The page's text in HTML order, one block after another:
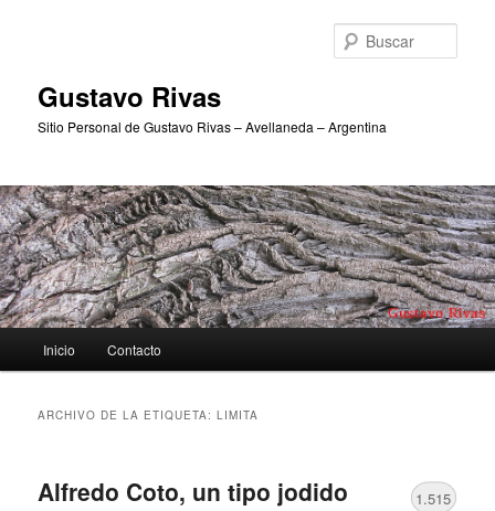
Gustavo Rivas
Sitio Personal de Gustavo Rivas – Avellaneda – Argentina
principal
Inicio Contacto
ARCHIVO DE LA ETIQUETA:LIMITA
Alfredo Coto, un tipo jodido 1.515